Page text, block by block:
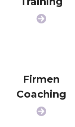
Firmen
Coaching